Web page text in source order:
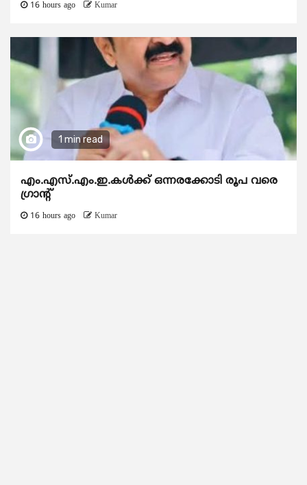
16 hours ago Kumar
1 min read
എം.എസ്.എം.ഇ.കൾക്ക് ഒന്നരക്കോടി രൂപ വരെ
ഗ്രാന്റ്
16 hours ago Kumar